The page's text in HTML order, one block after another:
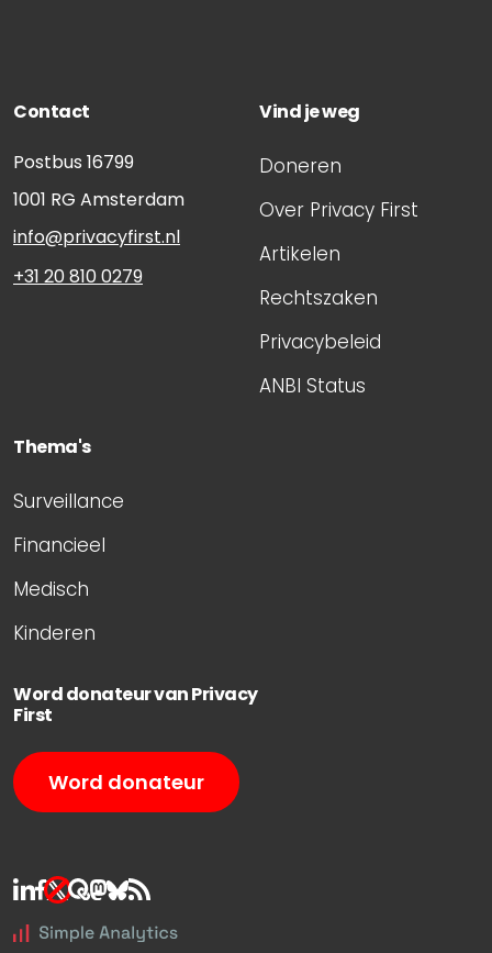
Contact
Postbus 16799
1001 RG Amsterdam
info@privacyfirst.nl
+31 20 810 0279
Vind je weg
Doneren
Over Privacy First
Artikelen
Rechtszaken
Privacybeleid
ANBI Status
Thema's
Surveillance
Financieel
Medisch
Kinderen
Word donateur van Privacy
First
Word donateur